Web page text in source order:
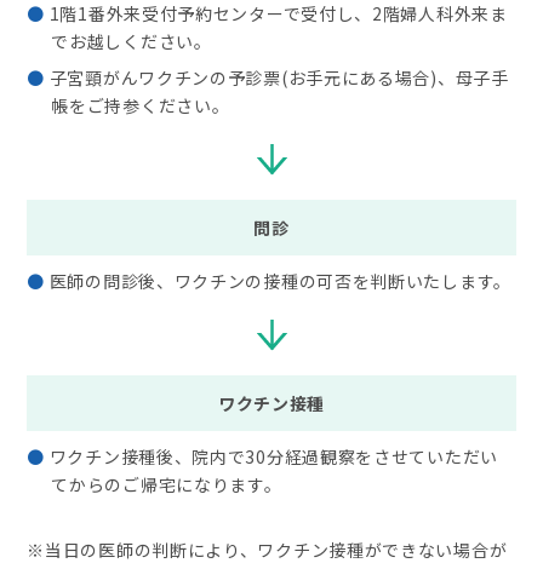
1階1番外来受付予約センターで受付し、2階婦人科外来ま
でお越しください。
子宮頸がんワクチンの予診票(お手元にある場合)、母子手
帳をご持参ください。
問診
医師の問診後、ワクチンの接種の可否を判断いたします。
ワクチン接種
ワクチン接種後、院内で30分経過観察をさせていただい
てからのご帰宅になります。
※当日の医師の判断により、ワクチン接種ができない場合が